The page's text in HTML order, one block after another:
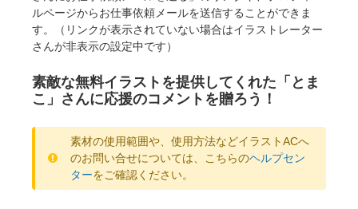
ルページからお仕事依頼メールを送信することができま
す。（リンクが表示されていない場合はイラストレーター
さんが非表示の設定中です）
素敵な無料イラストを提供してくれた「とま
こ」さんに応援のコメントを贈ろう！
素材の使用範囲や、使用方法などイラストACへ
のお問い合せについては、こちらのヘルプセン
ターをご確認ください。